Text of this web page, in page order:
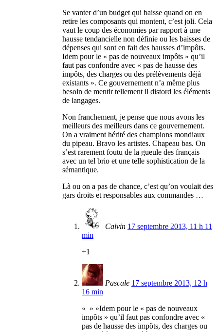
Se vanter d’un budget qui baisse quand on en
retire les composants qui montent, c’est joli. Cela
vaut le coup des économies par rapport à une
hausse tendancielle non définie ou les baisses de
dépenses qui sont en fait des hausses d’impôts.
Idem pour le « pas de nouveaux impôts » qu’il
faut pas confondre avec « pas de hausse des
impôts, des charges ou des prélèvements déjà
existants ». Ce gouvernement n’a même plus
besoin de mentir tellement il distord les éléments
de langages.
Non franchement, je pense que nous avons les
meilleurs des meilleurs dans ce gouvernement.
On a vraiment hérité des champions mondiaux
du pipeau. Bravo les artistes. Chapeau bas. On
s’est rarement foutu de la gueule des français
avec un tel brio et une telle sophistication de la
sémantique.
Là ou on a pas de chance, c’est qu’on voulait des
gars droits et responsables aux commandes …
Calvin 17 septembre 2013, 11 h 11
min
+1
Pascale 17 septembre 2013, 12 h
16 min
« » »Idem pour le « pas de nouveaux
impôts » qu’il faut pas confondre avec «
pas de hausse des impôts, des charges ou